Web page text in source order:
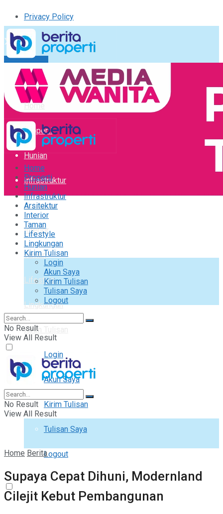
Privacy Policy
Kirim Tulisan
Tulisan Saya
Logout
Home
Properti
Hunian
Infrastruktur
Arsitektur
Interior
Taman
Lifestyle
Lingkungan
Kirim Tulisan
Login
Akun Saya
Kirim Tulisan
Tulisan Saya
Logout
Home
Properti
Hunian
Infrastruktur
Arsitektur
Interior
Taman
Lifestyle
Lingkungan
Kirim Tulisan
Login
Akun Saya
Kirim Tulisan
Tulisan Saya
Logout
No Result
View All Result
No Result
View All Result
Home Berita
Supaya Cepat Dihuni, Modernland
Cilejit Kebut Pembangunan